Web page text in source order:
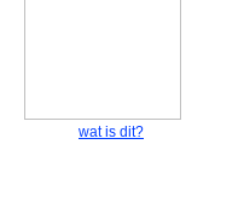
wat is dit?